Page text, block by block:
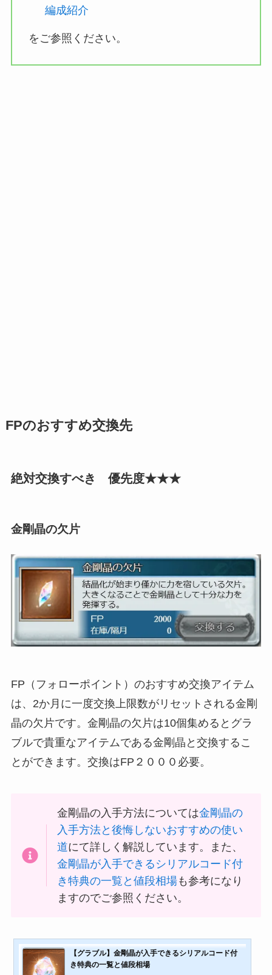
編成紹介
をご参照ください。
FPのおすすめ交換先
絶対交換すべき 優先度★★★
金剛晶の欠片
FP（フォローポイント）のおすすめ交換アイテム
は、2か月に一度交換上限数がリセットされる金剛
晶の欠片です。金剛晶の欠片は10個集めるとグラ
ブルで貴重なアイテムである金剛晶と交換するこ
とができます。交換はFP２０００必要。
金剛晶の入手方法については金剛晶の
入手方法と後悔しないおすすめの使い
道にて詳しく解説しています。また、
金剛晶が入手できるシリアルコード付
き特典の一覧と値段相場も参考になり
ますのでご参照ください。
【グラブル】金剛晶が入手できるシリアルコード付
き特典の一覧と値段相場